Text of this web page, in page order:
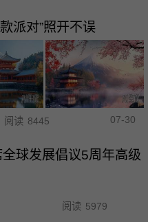
派对”照开不误
阅读 8445 07-30
全球发展倡议5周年高级
阅读 5979